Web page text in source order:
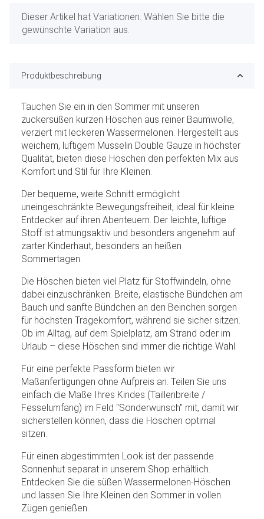
x
Dieser Artikel hat Variationen. Wählen Sie bitte die
gewünschte Variation aus.
Produktbeschreibung
Tauchen Sie ein in den Sommer mit unseren
zuckersüßen kurzen Höschen aus reiner Baumwolle,
verziert mit leckeren Wassermelonen. Hergestellt aus
weichem, luftigem Musselin Double Gauze in höchster
Qualität, bieten diese Höschen den perfekten Mix aus
Komfort und Stil für Ihre Kleinen.
Der bequeme, weite Schnitt ermöglicht
uneingeschränkte Bewegungsfreiheit, ideal für kleine
Entdecker auf ihren Abenteuern. Der leichte, luftige
Stoff ist atmungsaktiv und besonders angenehm auf
zarter Kinderhaut, besonders an heißen
Sommertagen.
Die Höschen bieten viel Platz für Stoffwindeln, ohne
dabei einzuschränken. Breite, elastische Bündchen am
Bauch und sanfte Bündchen an den Beinchen sorgen
für höchsten Tragekomfort, während sie sicher sitzen.
Ob im Alltag, auf dem Spielplatz, am Strand oder im
Urlaub – diese Höschen sind immer die richtige Wahl.
Für eine perfekte Passform bieten wir
Maßanfertigungen ohne Aufpreis an. Teilen Sie uns
einfach die Maße Ihres Kindes (Taillenbreite /
Fesselumfang) im Feld "Sonderwunsch" mit, damit wir
sicherstellen können, dass die Höschen optimal
sitzen.
Für einen abgestimmten Look ist der passende
Sonnenhut separat in unserem Shop erhältlich.
Entdecken Sie die süßen Wassermelonen-Höschen
und lassen Sie Ihre Kleinen den Sommer in vollen
Zügen genießen.